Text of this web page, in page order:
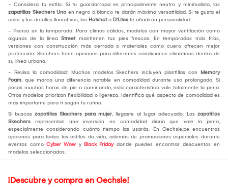
- Considera tu estilo: Si tu guardarropa es principalmente neutro y minimalista, las
zapatillas Skechers Uno en negro o blanco te darán máxima versatilidad. Si te gusta el
color y los detalles llamativos, las Hotshoto D'Lites te añadirán personalidad.
- Piensa en la temporada: Para climas cálidos, modelos con mayor ventilación como
algunos de la línea Streetmantienen tus pies frescos. En temporadas más frías,
versiones con construcción más cerrada o materiales como cuero ofrecen mejor
protección. Skechers tiene opciones para diferentes condiciones climáticas dentro de
su línea urbana.
- Revisa la comodidad: Muchos modelos Skechers incluyen plantillas con Memory
Foam, que marca una diferencia notable en comodidad durante uso prolongado. Si
pasas muchas horas de pie o caminando, esta característica vale totalmente la pena.
Otros modelos priorizan flexibilidad o ligereza. Identifica qué aspecto de comodidad es
más importante para ti según tu rutina.
Si buscas zapatillas Skechers para mujer, llegaste al lugar adecuado. Las zapatillas
Skechers representan una inversión en comodidad diaria que vale la pena,
especialmente considerando cuánto tiempo las usarás. En Oechsle.pe encuentras
opciones para todos los estilos de vida, además de promociones especiales durante
eventos como Cyber Wow y Black Fridaydonde puedes encontrar descuentos en
modelos seleccionados.
¡Descubre y compra en Oechsle!